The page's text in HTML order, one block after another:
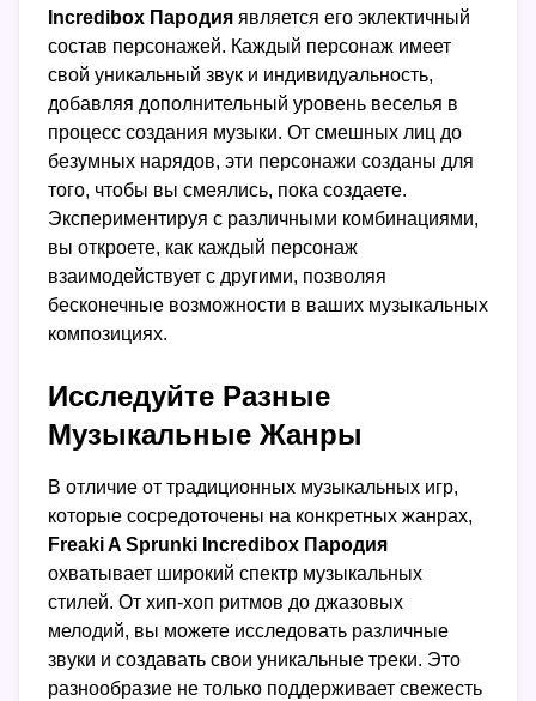
Incredibox Пародия является его эклектичный
состав персонажей. Каждый персонаж имеет
свой уникальный звук и индивидуальность,
добавляя дополнительный уровень веселья в
процесс создания музыки. От смешных лиц до
безумных нарядов, эти персонажи созданы для
того, чтобы вы смеялись, пока создаете.
Экспериментируя с различными комбинациями,
вы откроете, как каждый персонаж
взаимодействует с другими, позволяя
бесконечные возможности в ваших музыкальных
композициях.
Исследуйте Разные
Музыкальные Жанры
В отличие от традиционных музыкальных игр,
которые сосредоточены на конкретных жанрах,
Freaki A Sprunki Incredibox Пародия
охватывает широкий спектр музыкальных
стилей. От хип-хоп ритмов до джазовых
мелодий, вы можете исследовать различные
звуки и создавать свои уникальные треки. Это
разнообразие не только поддерживает свежесть